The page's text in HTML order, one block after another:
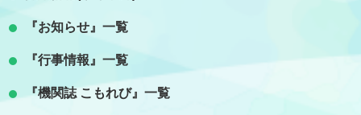
『お知らせ』一覧
『行事情報』一覧
『機関誌 こもれび』一覧